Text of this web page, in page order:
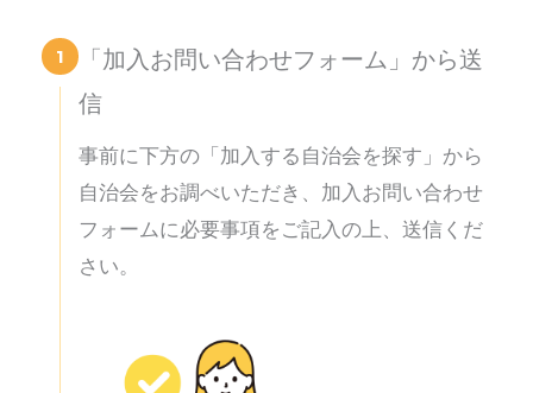
1
「加入お問い合わせフォーム」から送
信
事前に下方の「加入する自治会を探す」から
自治会をお調べいただき、加入お問い合わせ
フォームに必要事項をご記入の上、送信くだ
さい。